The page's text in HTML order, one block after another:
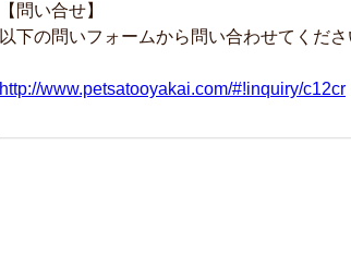
【問い合せ】
以下の問いフォームから問い合わせてくださ
http://www.petsatooyakai.com/#!inquiry/c12cr